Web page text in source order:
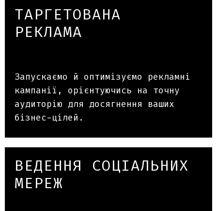
ТАРГЕТОВАНА
РЕКЛАМА
Запускаємо й оптимізуємо рекламні
кампанії, орієнтуючись на точну
аудиторію для досягнення ваших
бізнес-цілей.
ВЕДЕННЯ СОЦІАЛЬНИХ
МЕРЕЖ